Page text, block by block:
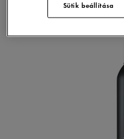
Sütik beállítása